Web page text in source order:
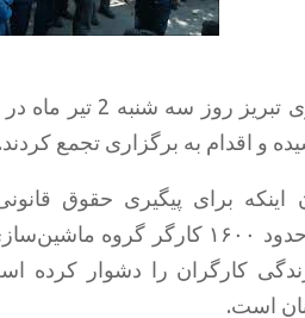
کارگران
و اقدام به برگزاری تجمع کردند.
اینکه برای پیگیری حقوق
اردیبهشت و خرداد حدود ۱۶۰۰
کارگران را دشوار کرده
است.